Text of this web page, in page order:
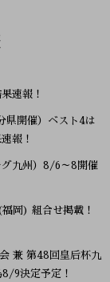
速報！
県開催）ベスト4は
報！
九州）8/6～8開催
岡) 組合せ掲載！
兼 第48回皇后杯九
9決定予定！